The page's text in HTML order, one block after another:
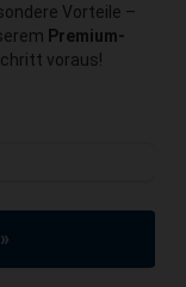
Vorteile –
Premium-
voraus!